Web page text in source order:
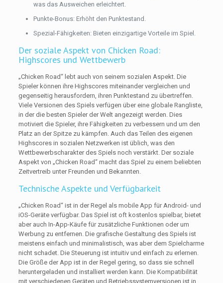
was das Ausweichen erleichtert.
Punkte-Bonus: Erhöht den Punktestand.
Spezial-Fähigkeiten: Bieten einzigartige Vorteile im Spiel.
Der soziale Aspekt von Chicken Road:
Highscores und Wettbewerb
„Chicken Road“ lebt auch von seinem sozialen Aspekt. Die
Spieler können ihre Highscores miteinander vergleichen und
gegenseitig herausfordern, ihren Punktestand zu übertreffen.
Viele Versionen des Spiels verfügen über eine globale Rangliste,
in der die besten Spieler der Welt angezeigt werden. Dies
motiviert die Spieler, ihre Fähigkeiten zu verbessern und um den
Platz an der Spitze zu kämpfen. Auch das Teilen des eigenen
Highscores in sozialen Netzwerken ist üblich, was den
Wettbewerbscharakter des Spiels noch verstärkt. Der soziale
Aspekt von „Chicken Road“ macht das Spiel zu einem beliebten
Zeitvertreib unter Freunden und Bekannten.
Technische Aspekte und Verfügbarkeit
„Chicken Road“ ist in der Regel als mobile App für Android- und
iOS-Geräte verfügbar. Das Spiel ist oft kostenlos spielbar, bietet
aber auch In-App-Käufe für zusätzliche Funktionen oder um
Werbung zu entfernen. Die grafische Gestaltung des Spiels ist
meistens einfach und minimalistisch, was aber dem Spielcharme
nicht schadet. Die Steuerung ist intuitiv und einfach zu erlernen.
Die Größe der App ist in der Regel gering, so dass sie schnell
heruntergeladen und installiert werden kann. Die Kompatibilität
mit verschiedenen Geräten und Betriebssystemversionen ist in